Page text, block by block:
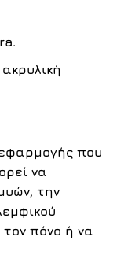
που
να
την
πόνο ή να